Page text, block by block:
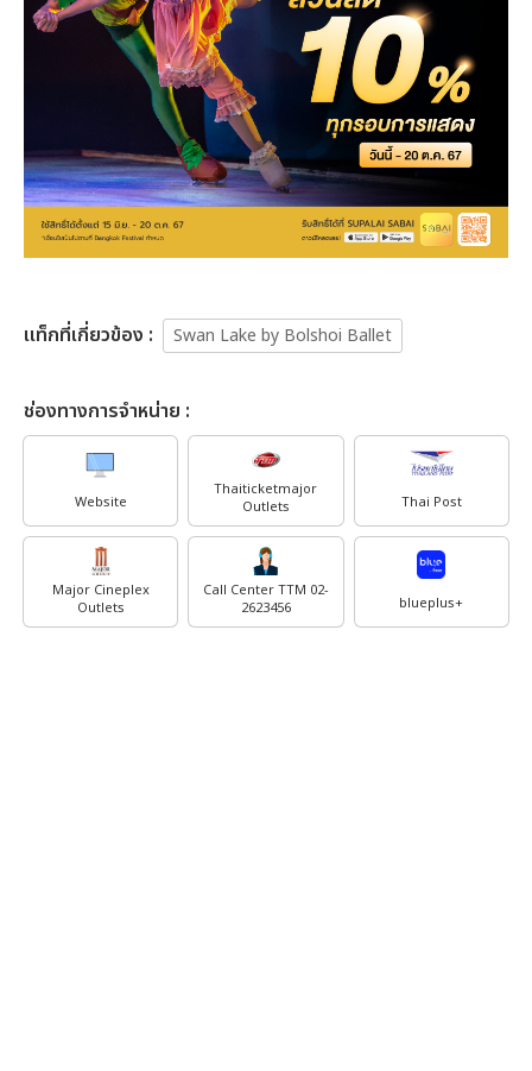
เเท็กที่เกี่ยวข้อง : Swan Lake by Bolshoi Ballet
ช่องทางการจำหน่าย :
Website
Thaiticketmajor
Outlets
Thai Post
Major Cineplex
Outlets
Call Center TTM 02-
2623456
blueplus+